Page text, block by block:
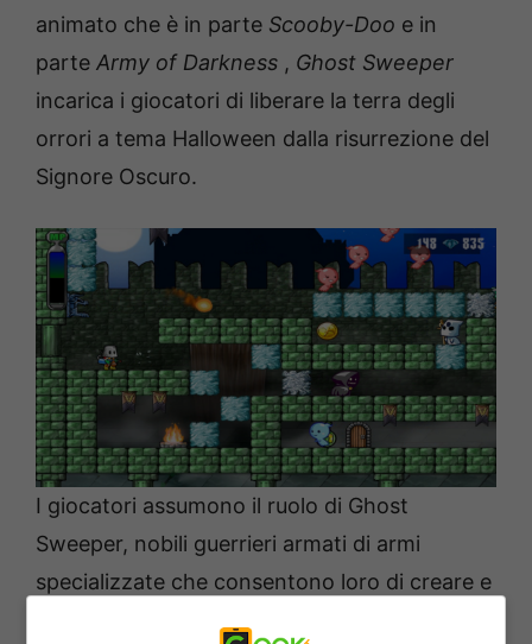
animato che è in parte Scooby-Doo e in
parte Army of Darkness , Ghost Sweeper
incarica i giocatori di liberare la terra degli
orrori a tema Halloween dalla risurrezione del
Signore Oscuro.
I giocatori assumono il ruolo di Ghost
Sweeper, nobili guerrieri armati di armi
specializzate che consentono loro di creare e